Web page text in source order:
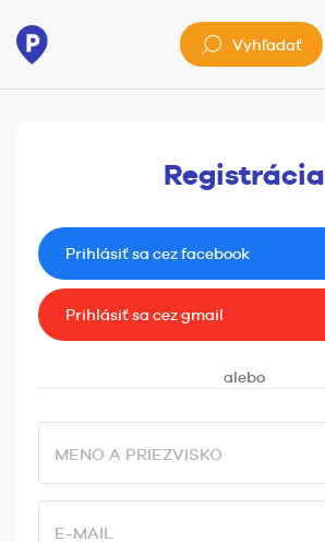
Vyhľadať
Registrácia
Prihlásiť sa cez facebook
Prihlásiť sa cez gmail
MENO A PRIEZVISKO
E-MAIL